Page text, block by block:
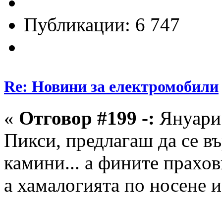
Публикации: 6 747
Re: Новини за електромобили
« Отговор #199 -:
Пикси, предлагаш да се
камини... а фините
а хамалогията по носене